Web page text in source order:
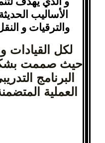
الأساليب
والترقيات و
لكل
حيث صممت بشكل
البرنامج
العملية